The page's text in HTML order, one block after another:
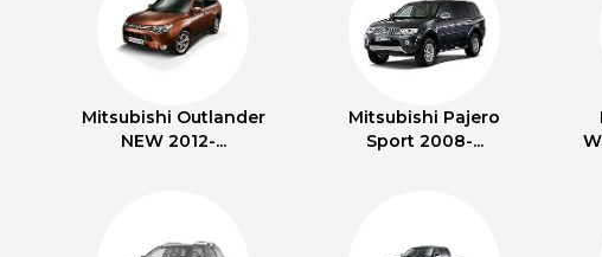
Mitsubishi Outlander
NEW 2012-...
Mitsubishi Pajero
Sport 2008-...